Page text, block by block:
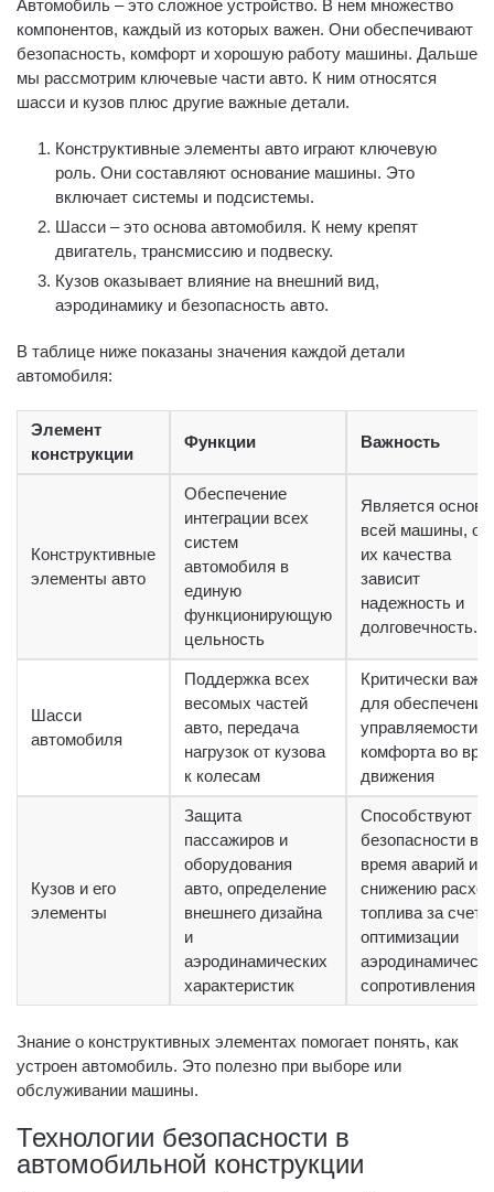
Автомобиль – это сложное устройство. В нем множество
компонентов, каждый из которых важен. Они обеспечивают
безопасность, комфорт и хорошую работу машины. Дальше
мы рассмотрим ключевые части авто. К ним относятся
шасси и кузов плюс другие важные детали.
Конструктивные элементы авто играют ключевую
роль. Они составляют основание машины. Это
включает системы и подсистемы.
Шасси – это основа автомобиля. К нему крепят
двигатель, трансмиссию и подвеску.
Кузов оказывает влияние на внешний вид,
аэродинамику и безопасность авто.
В таблице ниже показаны значения каждой детали
автомобиля:
Элемент
конструкции
Функции Важность
Конструктивные
элементы авто
Обеспечение
интеграции всех
систем
автомобиля в
единую
функционирующую
цельность
Является
всей машины, от
их качества
зависит
надежность и
долговечность.
Шасси
автомобиля
Поддержка всех
весомых частей
авто, передача
нагрузок от кузова
к колесам
Критически
для обеспечения
управляемости и
комфорта во
движения
Кузов и его
элементы
Защита
пассажиров и
оборудования
авто, определение
внешнего дизайна
и
аэродинамических
характеристик
Способствуют
безопасности во
время аварий и
снижению
топлива за счет
оптимизации
сопротивления
Знание о конструктивных элементах помогает понять, как
устроен автомобиль. Это полезно при выборе или
обслуживании машины.
Технологии безопасности в
автомобильной конструкции